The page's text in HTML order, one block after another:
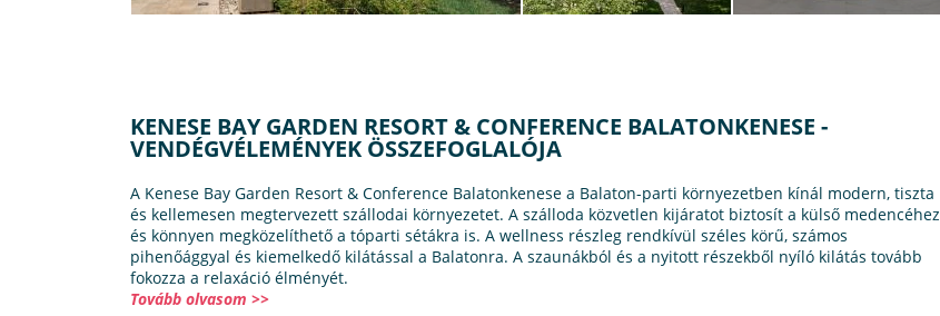
KENESE BAY GARDEN RESORT & CONFERENCE BALATONKENESE -
VENDÉGVÉLEMÉNYEK ÖSSZEFOGLALÓJA
A Kenese Bay Garden Resort & Conference Balatonkenese a Balaton-parti környezetben kínál modern, tiszta
és kellemesen megtervezett szállodai környezetet. A szálloda közvetlen kijáratot biztosít a külső medencéhez
és könnyen megközelíthető a tóparti sétákra is. A wellness részleg rendkívül széles körű, számos
pihenőággyal és kiemelkedő kilátással a Balatonra. A szaunákból és a nyitott részekből nyíló kilátás tovább
fokozza a relaxáció élményét.
Tovább olvasom >>